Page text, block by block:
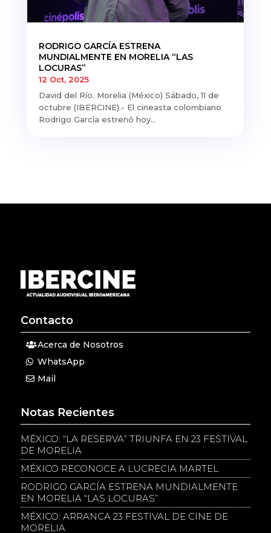
RODRIGO GARCÍA ESTRENA
MUNDIALMENTE EN MORELIA “LAS
LOCURAS”
12 Oct, 2025
David del Río. Morelia (México) Sábado, 11 de
octubre (IBERCINE).- El cineasta colombiano
Rodrigo García estrenó hoy...
Contacto
Acerca de Nosotros
WhatsApp
Mail
Notas Recientes
MÉXICO: “LA RESERVA” TRIUNFA EN 23 FESTIVAL
DE MORELIA
MÉXICO RECONOCE A LUCRECIA MARTEL
RODRIGO GARCÍA ESTRENA MUNDIALMENTE
EN MORELIA “LAS LOCURAS”
MÉXICO: ARRANCA 23 FESTIVAL DE CINE DE
MORELIA